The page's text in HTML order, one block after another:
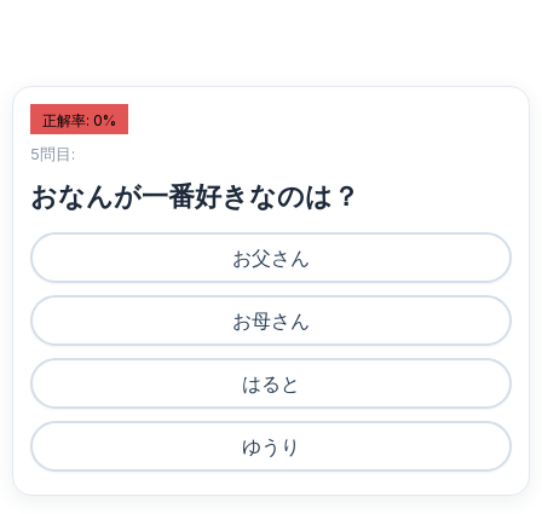
正解率: 0%
5問目:
おなんが一番好きなのは？
お父さん
お母さん
はると
ゆうり